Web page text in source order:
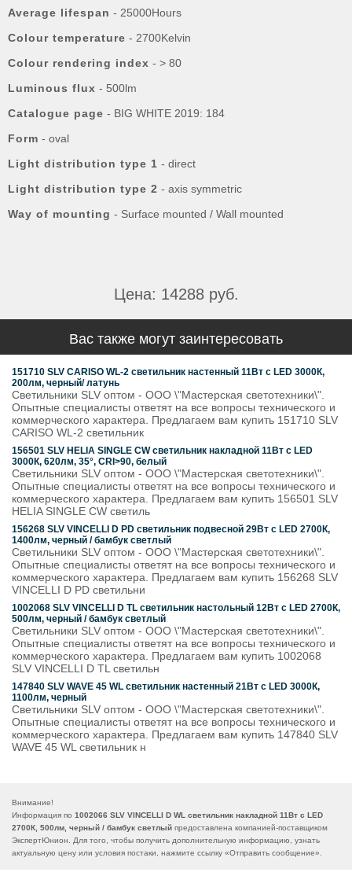
Average lifespan - 25000Hours
Colour temperature - 2700Kelvin
Colour rendering index - > 80
Luminous flux - 500lm
Catalogue page - BIG WHITE 2019: 184
Form - oval
Light distribution type 1 - direct
Light distribution type 2 - axis symmetric
Way of mounting - Surface mounted / Wall mounted
Цена: 14288 руб.
Вас также могут заинтересовать
151710 SLV CARISO WL-2 светильник настенный 11Вт с LED 3000К,
200лм, черный/ латунь
Светильники SLV оптом - ООО \"Мастерская светотехники\".
Опытные специалисты ответят на все вопросы технического и
коммерческого характера. Предлагаем вам купить 151710 SLV
CARISO WL-2 светильник
156501 SLV HELIA SINGLE CW светильник накладной 11Вт с LED
3000К, 620лм, 35°, CRI>90, белый
Светильники SLV оптом - ООО \"Мастерская светотехники\".
Опытные специалисты ответят на все вопросы технического и
коммерческого характера. Предлагаем вам купить 156501 SLV
HELIA SINGLE CW светиль
156268 SLV VINCELLI D PD светильник подвесной 29Вт с LED 2700К,
1400лм, черный / бамбук светлый
Светильники SLV оптом - ООО \"Мастерская светотехники\".
Опытные специалисты ответят на все вопросы технического и
коммерческого характера. Предлагаем вам купить 156268 SLV
VINCELLI D PD светильни
1002068 SLV VINCELLI D TL светильник настольный 12Вт с LED 2700К,
500лм, черный / бамбук светлый
Светильники SLV оптом - ООО \"Мастерская светотехники\".
Опытные специалисты ответят на все вопросы технического и
коммерческого характера. Предлагаем вам купить 1002068
SLV VINCELLI D TL светильн
147840 SLV WAVE 45 WL светильник настенный 21Вт с LED 3000К,
1100лм, черный
Светильники SLV оптом - ООО \"Мастерская светотехники\".
Опытные специалисты ответят на все вопросы технического и
коммерческого характера. Предлагаем вам купить 147840 SLV
WAVE 45 WL светильник н
Внимание!
Информация по 1002066 SLV VINCELLI D WL светильник накладной 11Вт с LED
2700К, 500лм, черный / бамбук светлый предоставлена компанией-поставщиком
ЭкспертЮнион. Для того, чтобы получить дополнительную информацию, узнать
актуальную цену или условия постаки, нажмите ссылку «Отправить сообщение».